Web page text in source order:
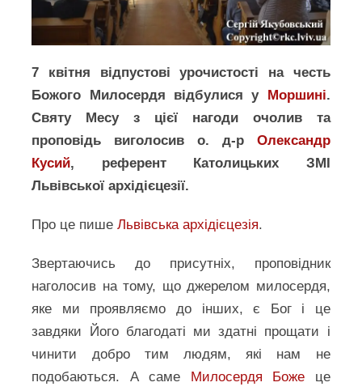
7 квітня відпустові урочистості на честь
Божого Милосердя відбулися у Моршині.
Святу Месу з цієї нагоди очолив та
проповідь виголосив о. д-р Олександр
Кусий, референт Католицьких ЗМІ
Львівської архідієцезії.
Про це пишеЛьвівська архідієцезія.
Звертаючись до присутніх, проповідник
наголосив на тому, що джерелом милосердя,
яке ми проявляємо до інших, є Бог і це
завдяки Його благодаті ми здатні прощати і
чинити добро тим людям, які нам не
подобаються. А саме Милосердя Боже це